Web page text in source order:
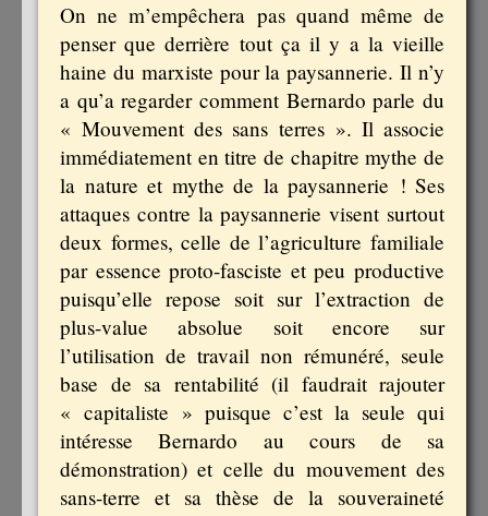
On ne m’empêchera pas quand même de
penser que derrière tout ça il y a la vieille
haine du marxiste pour la paysannerie. Il n’y
a qu’a regarder comment Bernardo parle du
« Mouvement des sans terres ». Il associe
immédiatement en titre de chapitre mythe de
la nature et mythe de la paysannerie ! Ses
attaques contre la paysannerie visent surtout
deux formes, celle de l’agriculture familiale
par essence proto-fasciste et peu productive
puisqu’elle repose soit sur l’extraction de
plus-value absolue soit encore sur
l’utilisation de travail non rémunéré, seule
base de sa rentabilité (il faudrait rajouter
« capitaliste » puisque c’est la seule qui
intéresse Bernardo au cours de sa
démonstration) et celle du mouvement des
sans-terre et sa thèse de la souveraineté